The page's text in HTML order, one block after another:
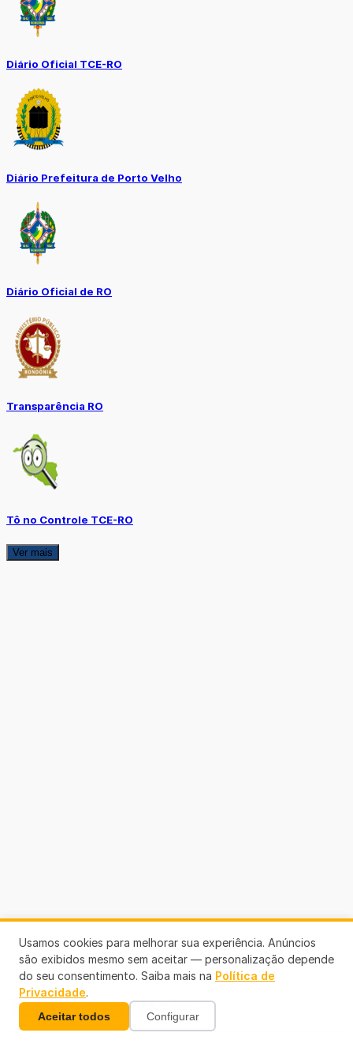
Diário Oficial TCE-RO
Diário Prefeitura de Porto Velho
Diário Oficial de RO
Transparência RO
Tô no Controle TCE-RO
Ver mais
Telefones Úteis
Usamos cookies para melhorar sua experiência. Anúncios
são exibidos mesmo sem aceitar — personalização depende
do seu consentimento. Saiba mais na Política de
Privacidade.
Aceitar todos Configurar